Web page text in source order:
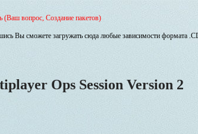
(Ваш вопрос, Создание пакетов)
Вы сможете загружать сюда любые зависимости формата
Ops Session Version 2